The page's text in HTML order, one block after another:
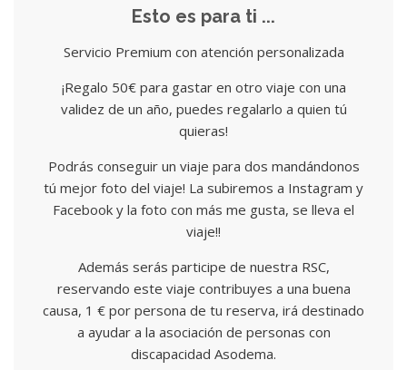
Esto es para ti ...
Servicio Premium con atención personalizada
¡Regalo 50€ para gastar en otro viaje con una
validez de un año, puedes regalarlo a quien tú
quieras!
Podrás conseguir un viaje para dos mandándonos
tú mejor foto del viaje! La subiremos a Instagram y
Facebook y la foto con más me gusta, se lleva el
viaje!!
Además serás participe de nuestra RSC,
reservando este viaje contribuyes a una buena
causa, 1 € por persona de tu reserva, irá destinado
a ayudar a la asociación de personas con
discapacidad Asodema.